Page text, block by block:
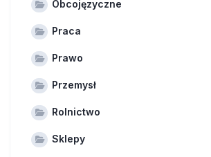
Obcojęzyczne
Praca
Prawo
Przemysł
Rolnictwo
Sklepy